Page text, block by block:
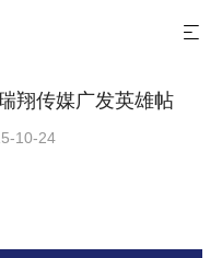
翔传媒广发英雄帖
10-24